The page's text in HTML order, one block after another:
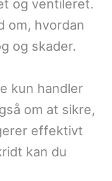
og ventileret.
om, hvordan
og skader.
kun handler
om at sikre,
effektivt
kan du